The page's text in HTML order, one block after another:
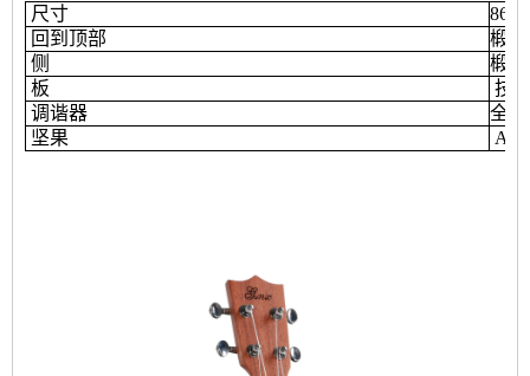
尺寸
回到顶部
椴木
侧
椴木
板
技
调谐器
全
坚果